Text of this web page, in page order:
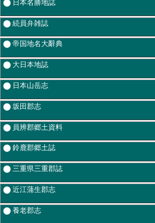
⬤ 続員弁雑誌
⬤ 帝国地名大辭典
⬤ 大日本地誌
⬤ 日本山岳志
⬤ 坂田郡志
⬤ 員辨郡郷土資料
⬤ 鈴鹿郡郷土誌
⬤ 三重県三重郡誌
⬤ 近江蒲生郡志
⬤ 養老郡志